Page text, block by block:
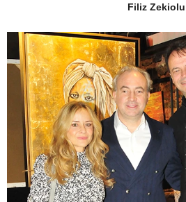
Filiz Zekiolu